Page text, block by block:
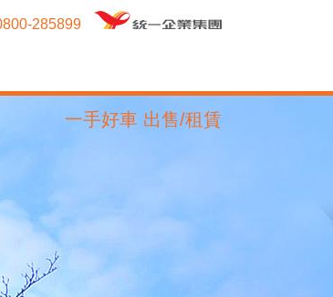
285899
一手好車 出售/租賃